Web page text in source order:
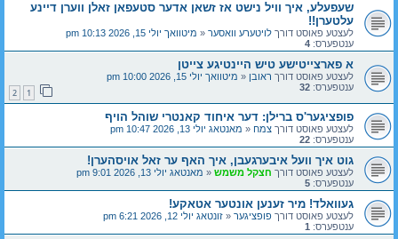
שעפעלע, איך וויל נישט אז זשאן אדער סטעפאן זאלן ווערן דיינע
עלטערן!!
לעצטע פאוסט דורך לויטערע וואסער « מיטוואך יולי 15, 2026 10:13 pm
ענטפערס: 4
א פארצייטישע טיש היינטיגע צייטן
לעצטע פאוסט דורך ראובן « מיטוואך יולי 15, 2026 10:00 pm
ענטפערס: 32
1
2
פופציגער'ס ברילן: דער איחוד קאנטרי שוהל הויף
לעצטע פאוסט דורך צמח « מאנטאג יולי 13, 2026 10:47 pm
ענטפערס: 22
גוט איך וועל איבערגעבן, איך האף ער זאל אויסהערן!
לעצטע פאוסט דורך חצקל משמש « מאנטאג יולי 13, 2026 9:01 pm
ענטפערס: 5
געוואלד! מיר זענען אונטער אטאקע!
לעצטע פאוסט דורך פופציגער « זונטאג יולי 12, 2026 6:21 pm
ענטפערס: 1